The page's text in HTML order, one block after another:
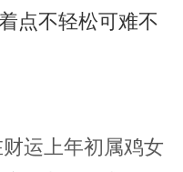
点不轻松可难不
运上年初属鸡女